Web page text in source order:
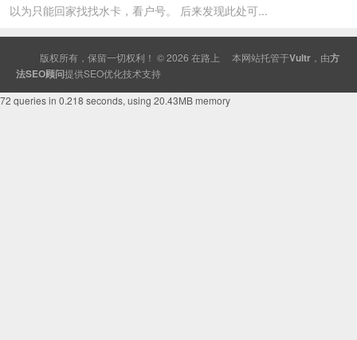
以为只能回家找找水卡，看户号。 后来发现此处可...
版权所有，保留一切权利！ © 2026 在路上 本网站托管于Vultr ，由方
法SEO顾问提供SEO优化技术支持
72 queries in 0.218 seconds, using 20.43MB memory